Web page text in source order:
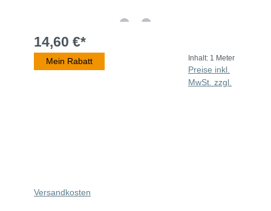
14,60 €*
Mein Rabatt Inhalt: 1 Meter
Preise inkl.
MwSt. zzgl.
Versandkosten